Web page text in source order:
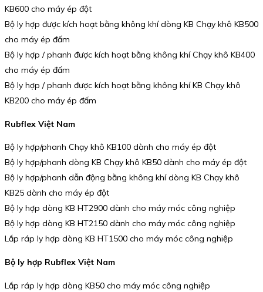
KB600 cho máy ép đột
Bộ ly hợp được kích hoạt bằng không khí dòng KB Chạy khô KB500
cho máy ép đấm
Bộ ly hợp / phanh được kích hoạt bằng không khí Chạy khô KB400
cho máy ép đấm
Bộ ly hợp / phanh được kích hoạt bằng không khí KB Chạy khô
KB200 cho máy ép đấm
Rubflex Việt Nam
Bộ ly hợp/phanh Chạy khô KB100 dành cho máy ép đột
Bộ ly hợp/phanh dòng KB Chạy khô KB50 dành cho máy ép đột
Bộ ly hợp/phanh dẫn động bằng không khí dòng KB Chạy khô
KB25 dành cho máy ép đột
Bộ ly hợp dòng KB HT2900 dành cho máy móc công nghiệp
Bộ ly hợp dòng KB HT2150 dành cho máy móc công nghiệp
Lắp ráp ly hợp dòng KB HT1500 cho máy móc công nghiệp
Bộ ly hợp Rubflex Việt Nam
Lắp ráp ly hợp dòng KB50 cho máy móc công nghiệp